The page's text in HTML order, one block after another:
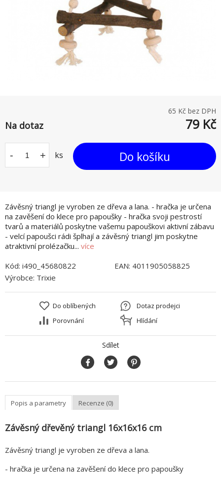
Závěsný triangl je vyroben ze dřeva a lana. - hračka je určena
na zavěšení do klece pro papoušky - hračka svoji pestrostí
tvarů a materiálů poskytne vašemu papouškovi aktivní zábavu
- velcí papoušci rádi šplhají a závěsný triangl jim poskytne
atraktivní prolézačku... více
65 Kč bez DPH
Na dotaz 79 Kč
- + ks Do košíku
Kód: i490_45680822 EAN: 4011905058825
Výrobce: Trixie
Do oblíbených
Porovnání
Dotaz prodejci
Hlídání
Sdílet
Popis a parametry Recenze (0)
Závěsný dřevěný triangl 16x16x16 cm
Závěsný triangl je vyroben ze dřeva a lana.
- hračka je určena na zavěšení do klece pro papoušky